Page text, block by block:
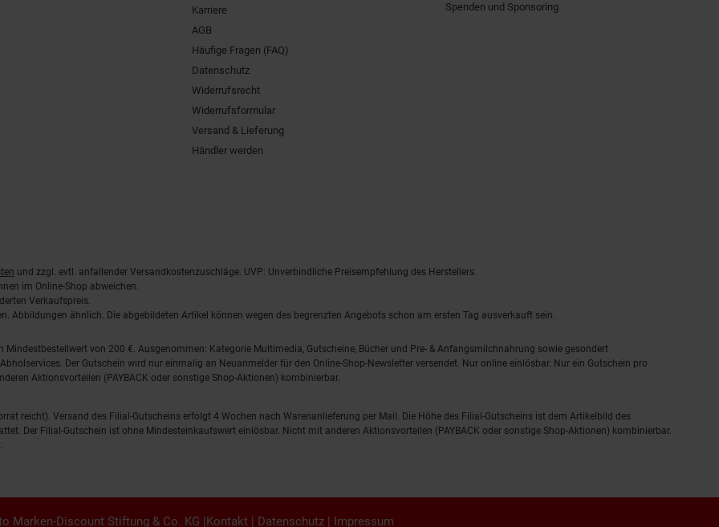
Karriere
AGB
Häufige Fragen (FAQ)
Datenschutz
Widerrufsrecht
Widerrufsformular
Versand & Lieferung
Händler werden
Spenden und Sponsoring
und zzgl. evtl. anfallender Versandkostenzuschläge. UVP: Unverbindliche Preisempfehlung des Herstellers.
im Online-Shop abweichen.
Verkaufspreis.
Abbildungen ähnlich. Die abgebildeten Artikel können wegen des begrenzten Angebots schon am ersten Tag ausverkauft sein.
von 200 €. Ausgenommen: Kategorie Multimedia, Gutscheine, Bücher und Pre- & Anfangsmilchnahrung sowie gesondert
Der Gutschein wird nur einmalig an Neuanmelder für den Online-Shop-Newsletter versendet. Nur online einlösbar. Nur ein Gutschein pro
Aktionsvorteilen (PAYBACK oder sonstige Shop-Aktionen) kombinierbar.
reicht). Versand des Filial-Gutscheins erfolgt 4 Wochen nach Warenanlieferung per Mail. Die Höhe des Filial-Gutscheins ist dem Artikelbild des
Der Filial-Gutschein ist ohne Mindesteinkaufswert einlösbar. Nicht mit anderen Aktionsvorteilen (PAYBACK oder sonstige Shop-Aktionen) kombinierbar.
Marken-Discount Stiftung & Co. KG |Kontakt | Datenschutz| Impressum